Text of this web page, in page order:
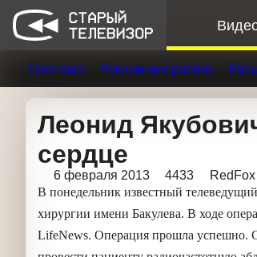
Телетекст Рекламные ролики
Леонид
сердце
6 февраля 2013 4433 RedFox
В понедельник известный
сердечно-сосудистой
сосуды, ведущие к сердцу,